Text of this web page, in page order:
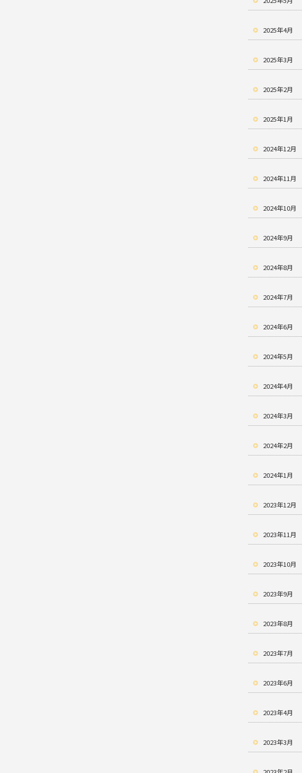
2025年4月
2025年3月
2025年2月
2025年1月
2024年12月
2024年11月
2024年10月
2024年9月
2024年8月
2024年7月
2024年6月
2024年5月
2024年4月
2024年3月
2024年2月
2024年1月
2023年12月
2023年11月
2023年10月
2023年9月
2023年8月
2023年7月
2023年6月
2023年4月
2023年3月